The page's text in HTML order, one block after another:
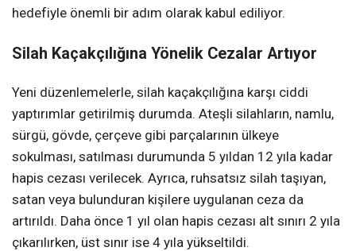
hedefiyle önemli bir adım olarak kabul ediliyor.
Silah Kaçakçılığına Yönelik Cezalar Artıyor
Yeni düzenlemelerle, silah kaçakçılığına karşı ciddi
yaptırımlar getirilmiş durumda. Ateşli silahların, namlu,
sürgü, gövde, çerçeve gibi parçalarının ülkeye
sokulması, satılması durumunda 5 yıldan 12 yıla kadar
hapis cezası verilecek. Ayrıca, ruhsatsız silah taşıyan,
satan veya bulunduran kişilere uygulanan ceza da
artırıldı. Daha önce 1 yıl olan hapis cezası alt sınırı 2 yıla
çıkarılırken, üst sınır ise 4 yıla yükseltildi.